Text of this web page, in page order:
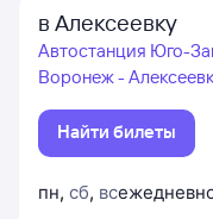
в Алексеевку
Автостанция Юго-
Воронеж -
Найти билеты
пн, сб, вс